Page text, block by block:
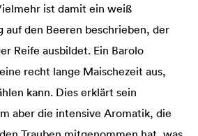
ist damit ein weiß
auf den Beeren beschrieben, der
Reife ausbildet. Ein Barolo
recht lange Maischezeit aus,
kann. Dies erklärt sein
aber die intensive Aromatik, die